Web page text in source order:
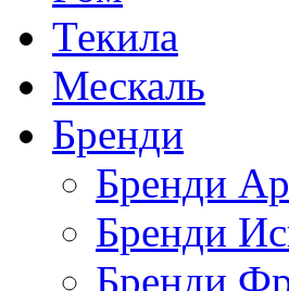
Текила
Мескаль
Бренди
Бренди
Бренди
Бренди